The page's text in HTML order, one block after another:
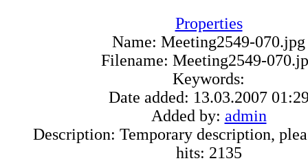
Properties
Name: Meeting2549-070.jpg
Filename: Meeting2549-
Keywords:
Date added: 13.03.2007
Added by: admin
Description: Temporary description,
hits: 2135